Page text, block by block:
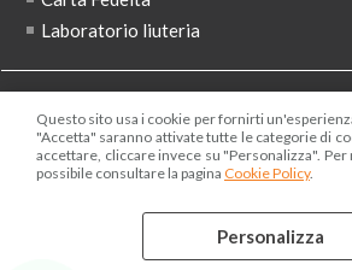
Questo sito usa i cookie per fornirti
"Accetta" saranno attivate tutte le categorie di
accettare, cliccare invece su "Personalizza".
possibile consultare la pagina Cookie Policy.
Personalizza
Laboratorio liuteria
ISCRIVITI ALLA NEWSLETTER